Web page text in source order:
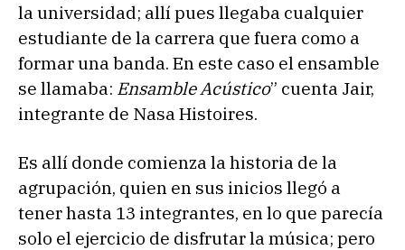
la universidad; allí pues llegaba cualquier
estudiante de la carrera que fuera como a
formar una banda. En este caso el ensamble
se llamaba: Ensamble Acústico” cuenta Jair,
integrante de Nasa Histoires.
Es allí donde comienza la historia de la
agrupación, quien en sus inicios llegó a
tener hasta 13 integrantes, en lo que parecía
solo el ejercicio de disfrutar la música; pero